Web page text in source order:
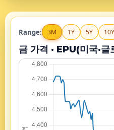
Range: 3M 1Y 5Y 10Y
금 가격 · EPU(미국·글